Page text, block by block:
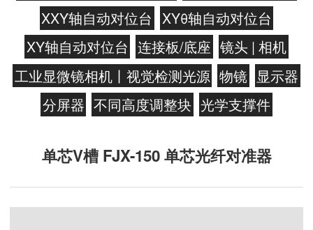
XXY轴自动对位台 XYθ轴自动对位台
XY轴自动对位台 连接板/底座 镜头 | 相机
工业显微镜相机丨视觉检测光源 物镜 显示器
分屏器 不同高度调整块 光学支撑件
单芯V槽 FJX-150 单芯光纤对准器